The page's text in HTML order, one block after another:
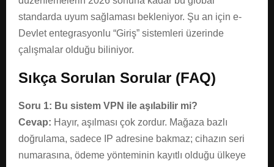
standarda uyum sağlaması bekleniyor. Şu an için e-
Devlet entegrasyonlu “Giriş” sistemleri üzerinde
çalışmalar olduğu biliniyor.
Sıkça Sorulan Sorular (FAQ)
Soru 1: Bu sistem VPN ile aşılabilir mi?
Cevap: Hayır, aşılması çok zordur. Mağaza bazlı
doğrulama, sadece IP adresine bakmaz; cihazın seri
numarasına, ödeme yönteminin kayıtlı olduğu ülkeye